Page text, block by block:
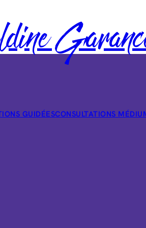
GUIDÉESCONSULTATIONS